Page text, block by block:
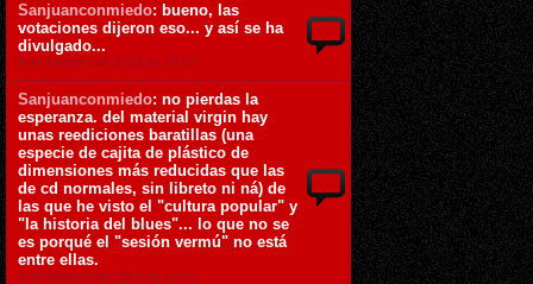
Sanjuanconmiedo: bueno, las
votaciones dijeron eso... y así se ha
divulgado...
8 de Febrero de 2013 ás 18:24
Sanjuanconmiedo: no pierdas la
esperanza. del material virgin hay
unas reediciones baratillas (una
especie de cajita de plástico de
dimensiones más reducidas que las
de cd normales, sin libreto ni ná) de
las que he visto el "cultura popular" y
"la historia del blues"... lo que no se
es porqué el "sesión vermú" no está
entre ellas.
8 de Febrero de 2013 ás 12:01